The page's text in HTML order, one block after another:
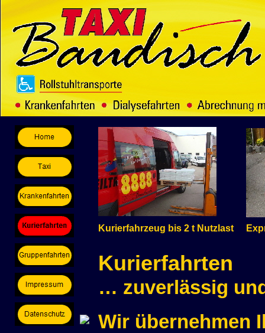
Kurierfahrzeug bis 2 t Nutzlast
Kurierfahrten
… zuverlässig
Wir übernehmen